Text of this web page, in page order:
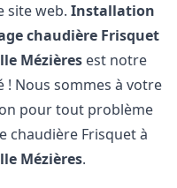
site web.Installation
chaudière Frisquet
Mézières est notre
! Nous sommes à votre
pour tout problème
chaudière Frisquet à
Mézières.